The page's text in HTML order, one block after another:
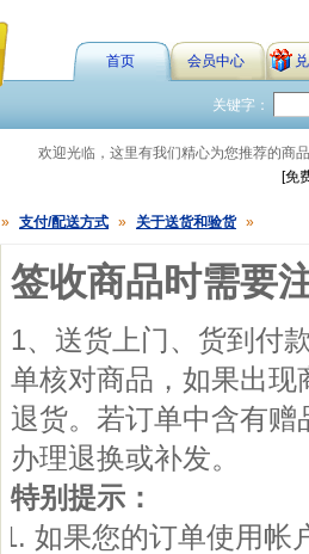
首页 会员中心
关键字：
欢迎光临，这里有我们精心为您推荐的
[免
» 支付/配送方式 » 关于送货和验货 »
签收商品时需要
1、送货上门、货到付
单核对商品，如果出
退货。若订单中含有
办理退换或补发。
特别提示：
如果您的订单使用帐